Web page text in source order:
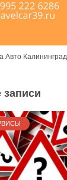
Авто Калининград